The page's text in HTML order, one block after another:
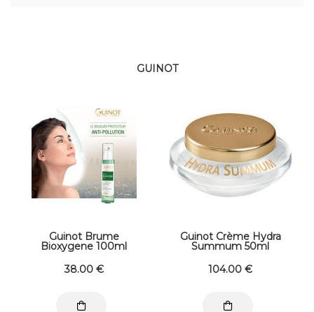
GUINOT
Guinot Brume
Bioxygene 100ml
38.00 €
Guinot Crème Hydra
Summum 50ml
104.00 €